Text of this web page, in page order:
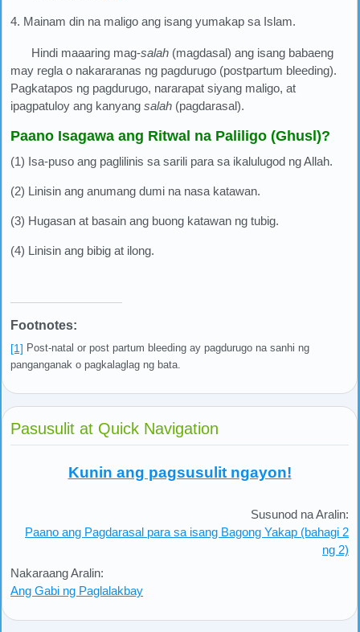
4. Mainam din na maligo ang isang yumakap sa Islam.
Hindi maaaring mag-salah (magdasal) ang isang babaeng
may regla o nakararanas ng pagdurugo (postpartum bleeding).
Pagkatapos ng pagdurugo, nararapat siyang maligo, at
ipagpatuloy ang kanyang salah (pagdarasal).
Paano Isagawa ang Ritwal na Paliligo (Ghusl)?
(1) Isa-puso ang paglilinis sa sarili para sa ikalulugod ng Allah.
(2) Linisin ang anumang dumi na nasa katawan.
(3) Hugasan at basain ang buong katawan ng tubig.
(4) Linisin ang bibig at ilong.
Footnotes:
[1] Post-natal or post partum bleeding ay pagdurugo na sanhi ng
panganganak o pagkalaglag ng bata.
Pasusulit at Quick Navigation
Kunin ang pagsusulit ngayon!
Nakaraang Aralin:
Ang Gabi ng Paglalakbay
Susunod na Aralin:
Paano ang Pagdarasal para sa isang Bagong Yakap (bahagi 2
ng 2)